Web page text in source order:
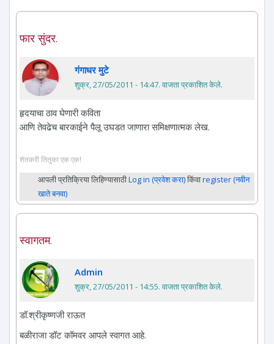
फार सुंदर.
गंगाधर मुटे
शुक्र, 27/05/2011 - 14:47. वाजता प्रकाशित केले.
हृदयाचा ठाव घेणारी कविता
आणि तेवढेच बारकाईने पैलू उघडत जाणारा समिक्षणात्मक लेख.
शेतकरी तितुका एक एक!
आपली प्रतिक्रिया लिहिण्यासाठीLog in (प्रवेश करा)किंवाregister (नवीन
खाते बनवा)
स्वागतम.
Admin
शुक्र, 27/05/2011 - 14:55. वाजता प्रकाशित केले.
डॉ.श्रीकृष्णजी राऊत
बळीराजा डॉट कॉमवर आपले स्वागत आहे.